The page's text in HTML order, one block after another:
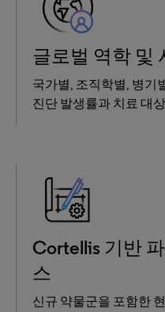
글로벌 역학 및
국가별, 조직학별, 병기
진단 발생률과 치료 대
Cortellis 기반
스
신규 약물군을 포함한